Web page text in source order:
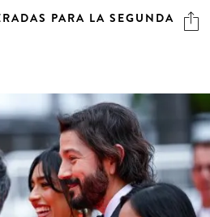
PARA LA SEGUNDA